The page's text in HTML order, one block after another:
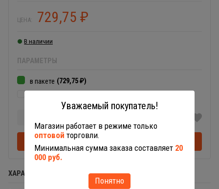
ЦЕНА: 729,75 ₽
В наличии
ПАРАМЕТРЫ
в пакете (729,75 ₽)
В корзину
ХАРАКТЕРИСТИКИ RACING АВТОМОБИЛЬ
Уважаемый покупатель!
Магазин работает в режиме только
оптовой торговли.
Минимальная сумма заказа составляет 20
000 руб.
Понятно